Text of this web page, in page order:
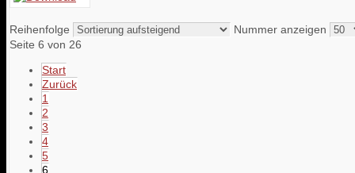
Reihenfolge
Nummer anzeigen
Seite 6 von 26
Start
Zurück
1
2
3
4
5
6